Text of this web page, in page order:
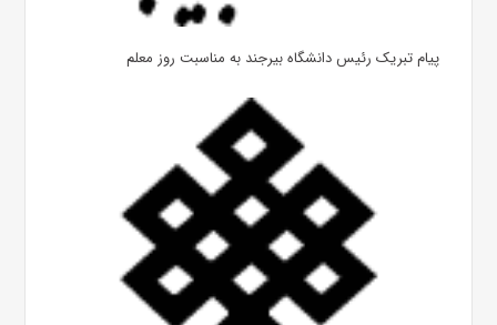
پیام تبریک رئیس دانشگاه بیرجند به مناسبت روز معلم